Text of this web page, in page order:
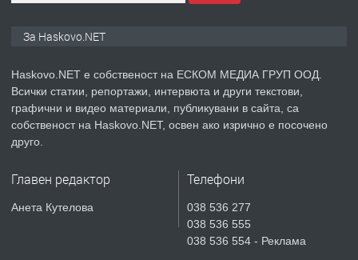
преди 3 дни
ПРЕДЛАГА СГЛОБЯВАНЕ НА МЕБЕЛИ.
№4119 Едностаен обзаведен
За Haskovo.NET
Haskovo.NET е собственост на ЕСКОМ МЕДИА ГРУП ООД.
Всички статии, репортажи, интервюта и други текстови,
графични и видео материали, публикувани в сайта, са
собственост на Haskovo.NET, освен ако изрично е посочено
друго.
Главен редактор
Анета Кутелова
Телефони
038 536 277
038 536 555
038 536 554 - Реклама